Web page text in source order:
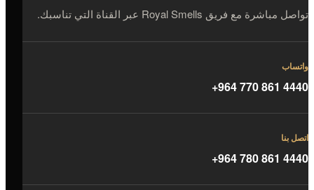
تواصل مباشرة مع فريق Royal Smells عبر القناة التي تناسبك.
واتساب
+964 770 861 4440
اتصل بنا
+964 780 861 4440